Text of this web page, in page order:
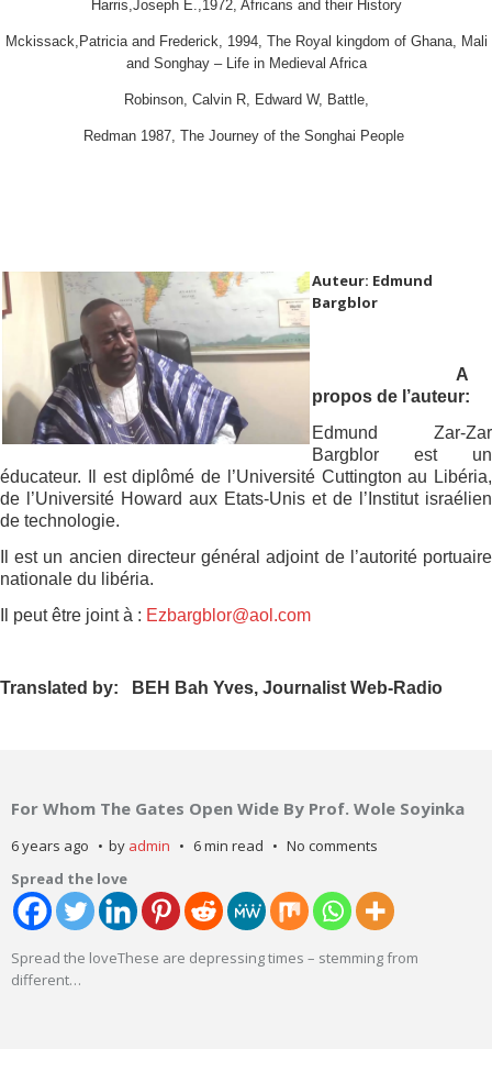
Harris,Joseph E.,1972, Africans and their History
Mckissack,Patricia and Frederick, 1994, The Royal kingdom of Ghana, Mali
and Songhay – Life in Medieval Africa
Robinson, Calvin R, Edward W, Battle,
Redman 1987, The Journey of the Songhai People
Auteur: Edmund
Bargblor
A
propos de l’auteur:
Edmund Zar-Zar
Bargblor est un
éducateur. Il est diplômé de l’Université Cuttington au Libéria,
de l’Université Howard aux Etats-Unis et de l’Institut israélien
de technologie.
Il est un ancien directeur général adjoint de l’autorité portuaire
nationale du libéria.
Il peut être joint à : Ezbargblor@aol.com
Translated by: BEH Bah Yves, Journalist Web-Radio
For Whom The Gates Open Wide By Prof. Wole Soyinka
6 years ago by admin 6 min read
No comments
Spread the love
Spread the loveThese are depressing times – stemming from
different…